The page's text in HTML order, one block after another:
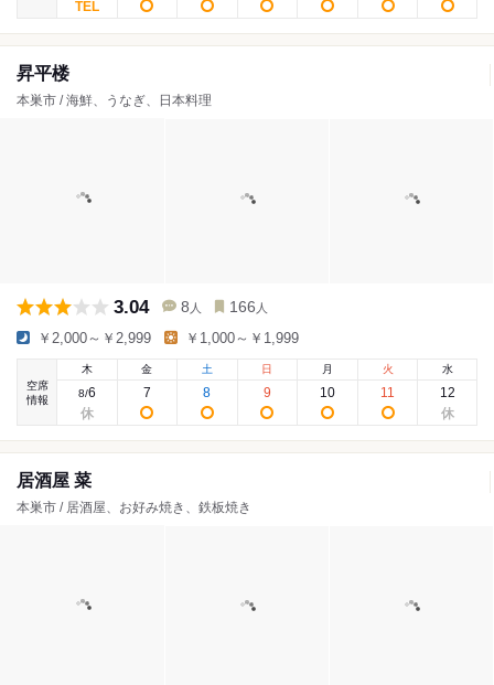
昇平楼
本巣市 / 海鮮、うなぎ、日本料理
3.04 8 人 166 人
￥2,000～￥2,999 ￥1,000～￥1,999
空席
情報
木
8/6
金
7
土
8
日
9
月
10
火
11
水
12
居酒屋 菜
本巣市 / 居酒屋、お好み焼き、鉄板焼き